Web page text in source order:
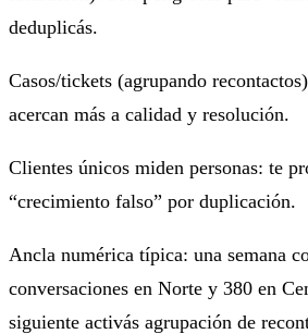
deduplicás.
Casos/tickets (agrupando
acercan más a calidad y resolución.
Clientes únicos miden personas: te
“crecimiento falso” por duplicación.
Ancla numérica típica: una semana
conversaciones en Norte y 380 en
siguiente activás agrupación de